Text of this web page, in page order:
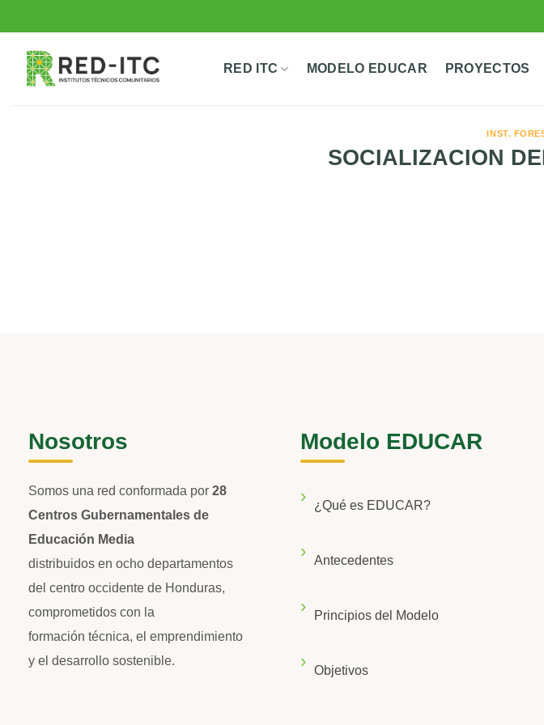
al
contenido
RED ITC
MODELO EDUCAR PROYECTOS
INST.
SOCIALIZACION
Nosotros
Somos una red conformada por 28
Centros Gubernamentales de
Educación Media
distribuidos en ocho departamentos
del centro occidente de Honduras,
comprometidos con la
formación técnica, el emprendimiento
y el desarrollo sostenible.
Modelo EDUCAR
¿Qué es EDUCAR?
Antecedentes
Principios del Modelo
Objetivos